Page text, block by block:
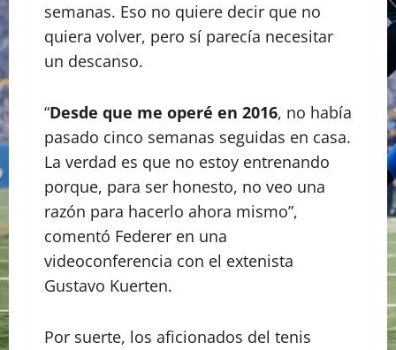
semanas. Eso no quiere decir que no
quiera volver, pero sí parecía necesitar
un descanso.
“Desde que me operé en 2016, no había
pasado cinco semanas seguidas en casa.
La verdad es que no estoy entrenando
porque, para ser honesto, no veo una
razón para hacerlo ahora mismo”,
comentó Federer en una
videoconferencia con el extenista
Gustavo Kuerten.
Por suerte, los aficionados del tenis